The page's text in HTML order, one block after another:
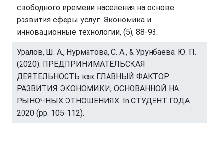
свободного времени населения на основе
развития сферы услуг. Экономика и
инновационные технологии, (5), 88-93.
Уралов, Ш. А., Нурматова, С. А., & Урунбаева, Ю. П.
(2020). ПРЕДПРИНИМАТЕЛЬСКАЯ
ДЕЯТЕЛЬНОСТЬ как ГЛАВНЫЙ ФАКТОР
РАЗВИТИЯ ЭКОНОМИКИ, ОСНОВАННОЙ НА
РЫНОЧНЫХ ОТНОШЕНИЯХ. In СТУДЕНТ ГОДА
2020 (pp. 105-112).